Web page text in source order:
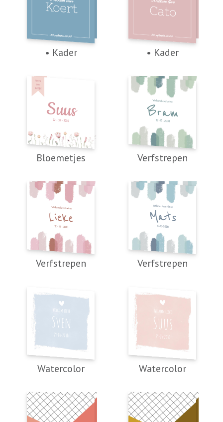
• Kader • Kader
Bloemetjes Verfstrepen
Verfstrepen Verfstrepen
Watercolor Watercolor